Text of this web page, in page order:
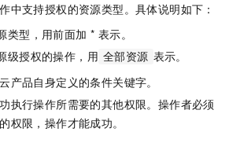
中支持授权的资源类型。具体说明如下：
类型，用前面加 * 表示。
级授权的操作，用 全部资源 表示。
产品自身定义的条件关键字。
执行操作所需要的其他权限。操作者必须
权限，操作才能成功。